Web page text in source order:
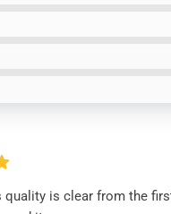
quality is clear from the